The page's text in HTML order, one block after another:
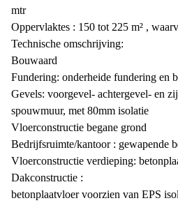
mtr
Oppervlaktes : 150 tot 225 m² ,
Technische omschrijving:
Bouwaard
Fundering: onderheide fundering en
Gevels: voorgevel- achtergevel- en
spouwmuur, met 80mm isolatie
Vloerconstructie begane grond
Bedrijfsruimte/kantoor : gewapende
Vloerconstructie verdieping:
Dakconstructie :
betonplaatvloer voorzien van EPS